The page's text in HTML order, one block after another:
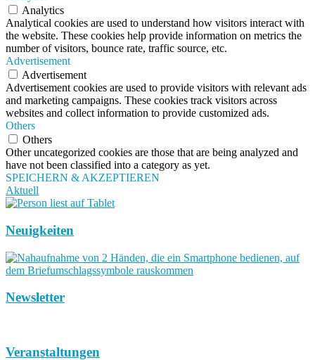
Analytics
Analytical cookies are used to understand how visitors interact with
the website. These cookies help provide information on metrics the
number of visitors, bounce rate, traffic source, etc.
Advertisement
Advertisement
Advertisement cookies are used to provide visitors with relevant ads
and marketing campaigns. These cookies track visitors across
websites and collect information to provide customized ads.
Others
Others
Other uncategorized cookies are those that are being analyzed and
have not been classified into a category as yet.
SPEICHERN & AKZEPTIEREN
Aktuell
Neuigkeiten
Newsletter
Veranstaltungen